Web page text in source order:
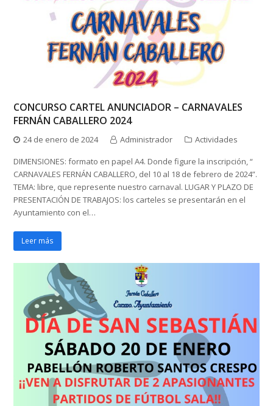
CONCURSO CARTEL ANUNCIADOR – CARNAVALES
FERNÁN CABALLERO 2024
24 de enero de 2024 Administrador
Actividades
DIMENSIONES: formato en papel A4. Donde figure la inscripción, “
CARNAVALES FERNÁN CABALLERO, del 10 al 18 de febrero de 2024”.
TEMA: libre, que represente nuestro carnaval. LUGAR Y PLAZO DE
PRESENTACIÓN DE TRABAJOS: los carteles se presentarán en el
Ayuntamiento con el…
Leer más